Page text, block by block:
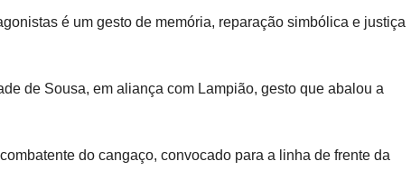
é um gesto de memória, reparação simbólica e justiça
de Sousa, em aliança com Lampião, gesto que abalou a
do cangaço, convocado para a linha de frente da